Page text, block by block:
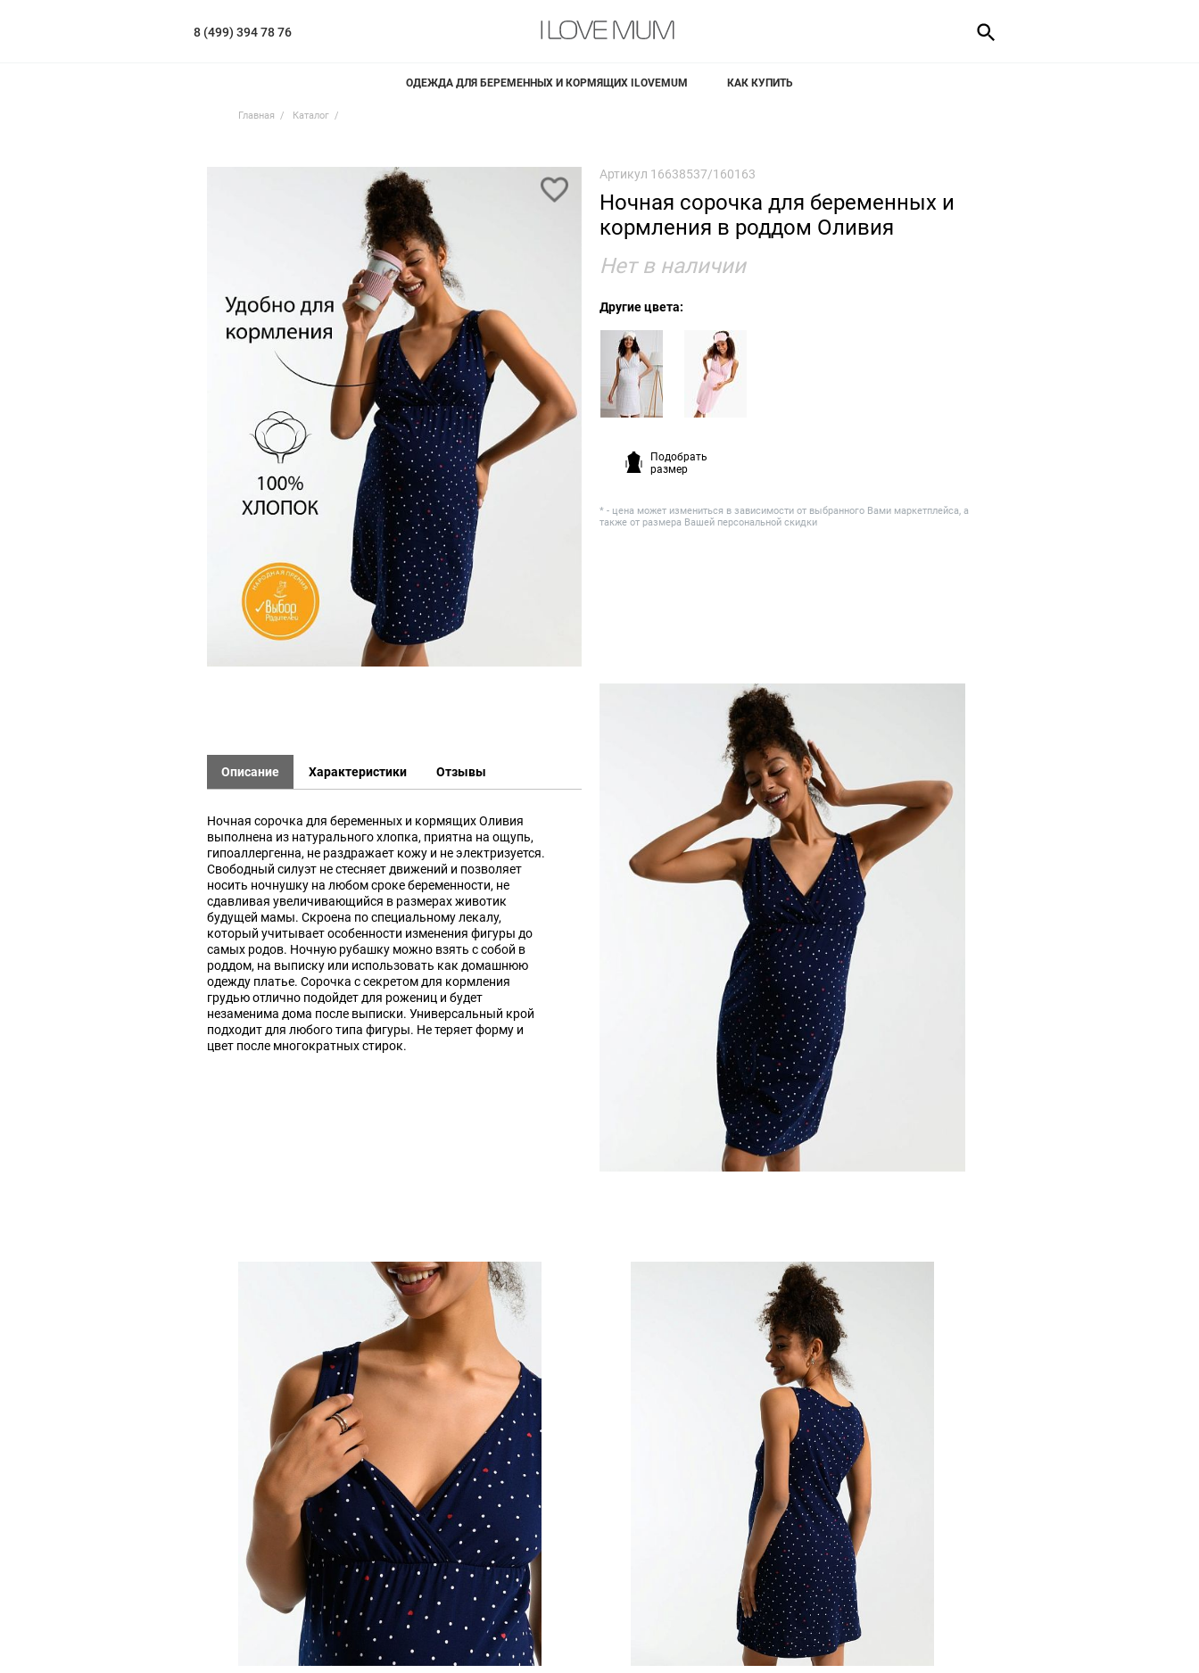
8 (499) 394 78 76
ОДЕЖДА ДЛЯ БЕРЕМЕННЫХ И КОРМЯЩИХ ILOVEMUM КАК КУПИТЬ
Главная Каталог
Артикул 16638537/160163
Ночная сорочка для беременных и
кормления в роддом Оливия
Нет в наличии
Другие цвета:
Подобрать
размер
* - цена может измениться в зависимости от выбранного Вами маркетплейса, а
также от размера Вашей персональной скидки
Описание Характеристики Отзывы
Ночная сорочка для беременных и кормящих Оливия
выполнена из натурального хлопка, приятна на ощупь,
гипоаллергенна, не раздражает кожу и не электризуется.
Свободный силуэт не стесняет движений и позволяет
носить ночнушку на любом сроке беременности, не
сдавливая увеличивающийся в размерах животик
будущей мамы. Скроена по специальному лекалу,
который учитывает особенности изменения фигуры до
самых родов. Ночную рубашку можно взять с собой в
роддом, на выписку или использовать как домашнюю
одежду платье. Сорочка с секретом для кормления
грудью отлично подойдет для рожениц и будет
незаменима дома после выписки. Универсальный крой
подходит для любого типа фигуры. Не теряет форму и
цвет после многократных стирок.